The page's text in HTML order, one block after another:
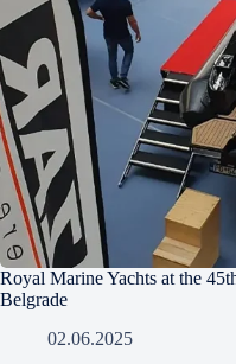
Royal Marine Yachts at the
Belgrade
02.06.2025